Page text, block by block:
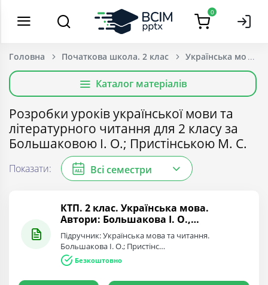
0
Головна Початкова школа. 2 клас
Каталог матеріалів
Розробки уроків української мови та
літературного читання для 2 класу за
Большаковою І. О.; Пристінською М. С.
Показати: ALL Всі семестри
КТП. 2 клас. Українська мова.
Автори: Большакова І. О.,
Пристінська М. С. [2019-2023]
Підручник: Українська мова та читання.
Большакова І. О.; Пристінс…
Безкоштовно